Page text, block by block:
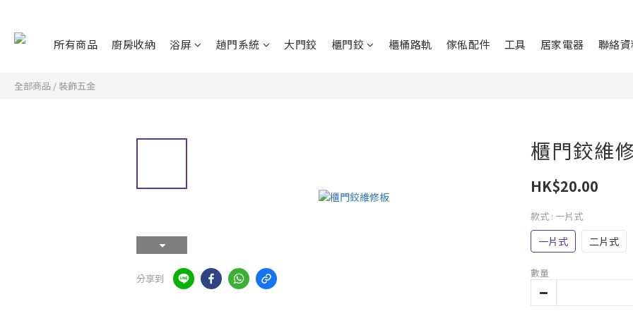
所有商品 廚房收納 浴屏 趟門系統 大門鉸 櫃門鉸 櫃桶路軌 傢俬配件 工具 居家電器 聯絡
全部商品 / 裝飾五金
分享到
櫃門鉸維
HK$20.00
款式 : 一片式
一片式 二片式
數量